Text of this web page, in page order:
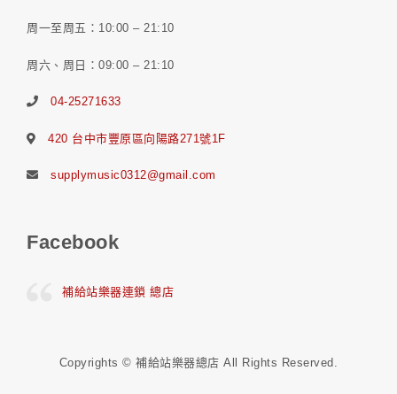
周一至周五：10:00 – 21:10
周六、周日：09:00 – 21:10
04-25271633
420 台中市豐原區向陽路271號1F
supplymusic0312@gmail.com
Facebook
補給站樂器連鎖 總店
Copyrights © 補給站樂器總店 All Rights Reserved.